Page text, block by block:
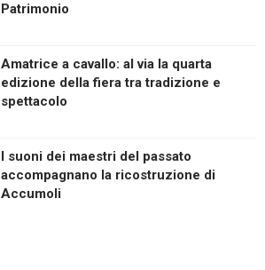
Patrimonio
Amatrice a cavallo: al via la quarta
edizione della fiera tra tradizione e
spettacolo
I suoni dei maestri del passato
accompagnano la ricostruzione di
Accumoli